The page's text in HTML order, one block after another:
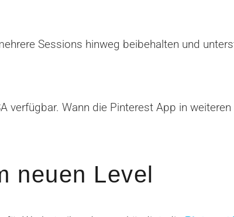
Sessions hinweg beibehalten und
Wann die Pinterest App in
neuen Level